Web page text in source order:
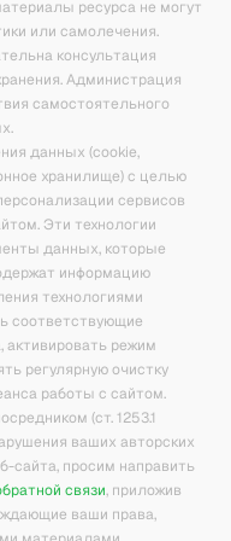
ресурса не могут
или самолечения.
консультация
Администрация
самостоятельного
данных (cookie,
хранилище) с целью
сервисов
Эти технологии
данных, которые
информацию
технологиями
соответствующие
активировать режим
регулярную очистку
работы с сайтом.
(ст. 1253.1
ваших авторских
сайта, просим направить
связи, приложив
ваши права,